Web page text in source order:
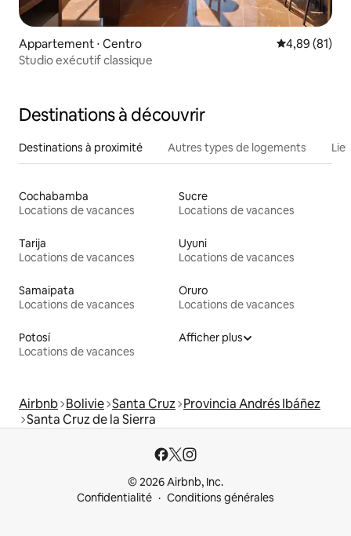
Appartement ⋅ Centro Évaluation
4,89 (81)
Studio exécutif classique
Destinations à découvrir
Destinations à proximité Autres types de logements
Cochabamba
Locations de vacances
Sucre
Locations de vacances
Tarija
Locations de vacances
Uyuni
Locations de vacances
Samaipata
Locations de vacances
Oruro
Locations de vacances
Potosí
Locations de vacances
Afficher plus
Airbnb Bolivie Santa Cruz Provincia Andrés Ibáñez
Santa Cruz de la Sierra
© 2026 Airbnb, Inc.
Confidentialité
Conditions générales